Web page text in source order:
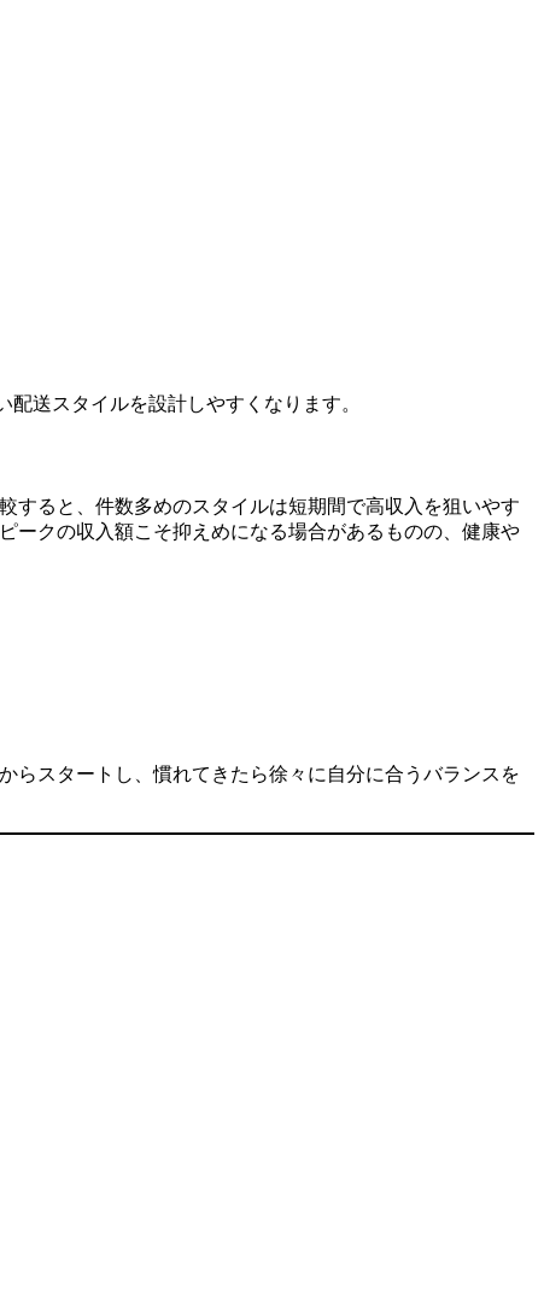
送スタイルを設計しやすくなります。
すると、件数多めのスタイルは短期間で高収入を狙いやす
ークの収入額こそ抑えめになる場合があるものの、健康や
らスタートし、慣れてきたら徐々に自分に合うバランスを